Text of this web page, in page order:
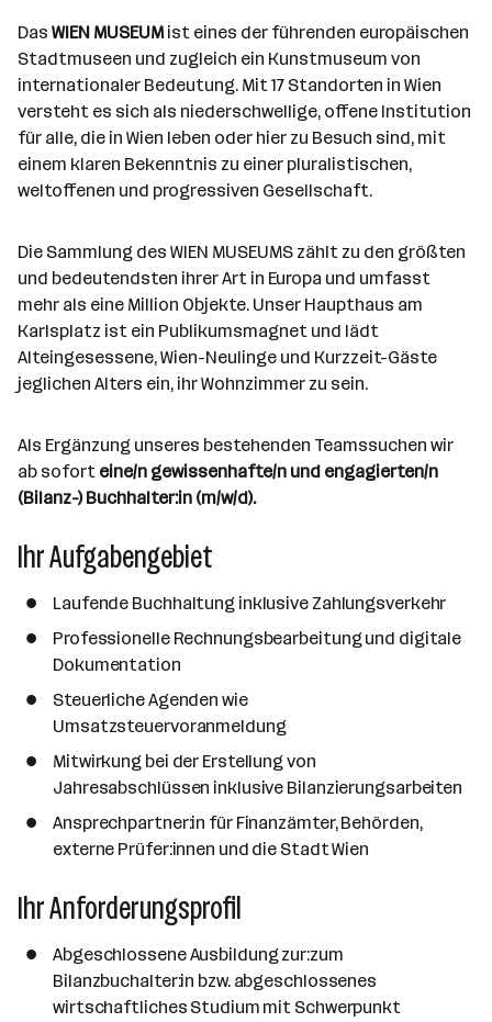
e
r
l
l
e
n
t
g
e
b
e
r
r
b
e
i
t
e
r
i
n
n
e
n
a
z
a
h
a
n
d
o
r
t
e
Das WIEN MUSEUMist eines der führenden europäischen
Stadtmuseen und zugleich ein Kunstmuseum von
internationaler Bedeutung. Mit 17 Standorten in Wien
versteht es sich als niederschwellige, offene Institution
für alle, die in Wien leben oder hier zu Besuch sind, mit
einem klaren Bekenntnis zu einer pluralistischen,
weltoffenen und progressiven Gesellschaft.
Die Sammlung des WIEN MUSEUMS zählt zu den größten
und bedeutendsten ihrer Art in Europa und umfasst
mehr als eine Million Objekte. Unser Haupthaus am
Karlsplatz ist ein Publikumsmagnet und lädt
Alteingesessene, Wien-Neulinge und Kurzzeit-Gäste
jeglichen Alters ein, ihr Wohnzimmer zu sein.
Als Ergänzung unseres bestehenden Teamssuchen wir
ab sofort eine/n gewissenhafte/n und engagierten/n
(Bilanz-) Buchhalter:in (m/w/d).
Ihr Aufgabengebiet
Laufende Buchhaltung inklusive Zahlungsverkehr
Professionelle Rechnungsbearbeitung und digitale
Dokumentation
Steuerliche Agenden wie
Umsatzsteuervoranmeldung
Mitwirkung bei der Erstellung von
Jahresabschlüssen inklusive Bilanzierungsarbeiten
Ansprechpartner:in für Finanzämter, Behörden,
externe Prüfer:innen und die Stadt Wien
Ihr Anforderungsprofil
Abgeschlossene Ausbildung zur:zum
Bilanzbuchalter:in bzw. abgeschlossenes
wirtschaftliches Studium mit Schwerpunkt